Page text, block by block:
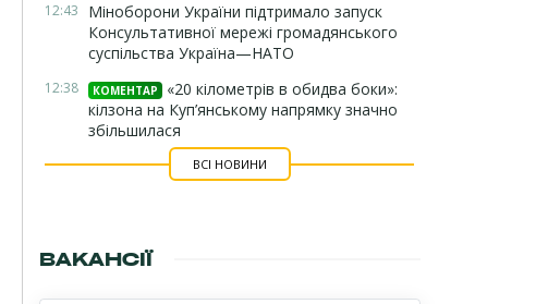
12:43
Міноборони України підтримало запуск
Консультативної мережі громадянського
суспільства Україна—НАТО
12:38 КОМЕНТАР
«20 кілометрів в обидва боки»:
кілзона на Куп’янському напрямку значно
збільшилася
ВСІ НОВИНИ
ВАКАНСІЇ